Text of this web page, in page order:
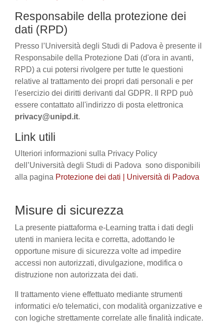
Responsabile della protezione dei
dati (RPD)
Presso l’Università degli Studi di Padova è presente il
Responsabile della Protezione Dati (d'ora in avanti,
RPD) a cui potersi rivolgere per tutte le questioni
relative al trattamento dei propri dati personali e per
l'esercizio dei diritti derivanti dal GDPR. Il RPD può
essere contattato all'indirizzo di posta elettronica
privacy@unipd.it.
Link utili
Ulteriori informazioni sulla Privacy Policy
dell’Università degli Studi di Padova sono disponibili
alla pagina Protezione dei dati | Università di Padova
Misure di sicurezza
La presente piattaforma e-Learning tratta i dati degli
utenti in maniera lecita e corretta, adottando le
opportune misure di sicurezza volte ad impedire
accessi non autorizzati, divulgazione, modifica o
distruzione non autorizzata dei dati.
Il trattamento viene effettuato mediante strumenti
informatici e/o telematici, con modalità organizzative e
con logiche strettamente correlate alle finalità indicate.